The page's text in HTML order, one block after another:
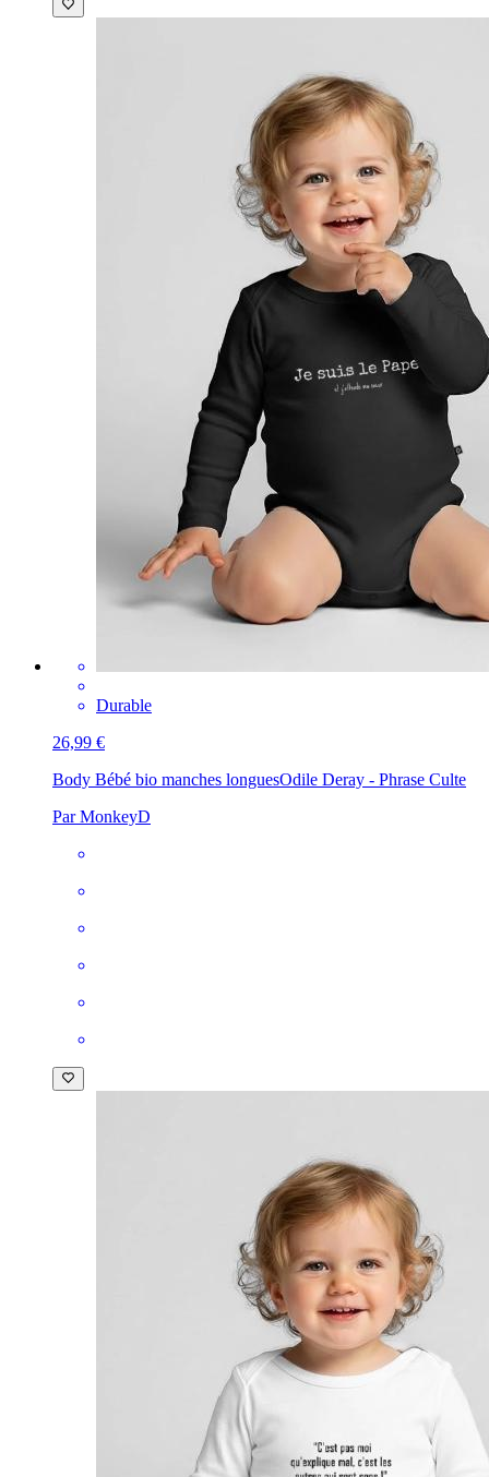
Durable
26,99 €
Body Bébé bio manches longuesOdile Deray - Phrase Culte
Par MonkeyD